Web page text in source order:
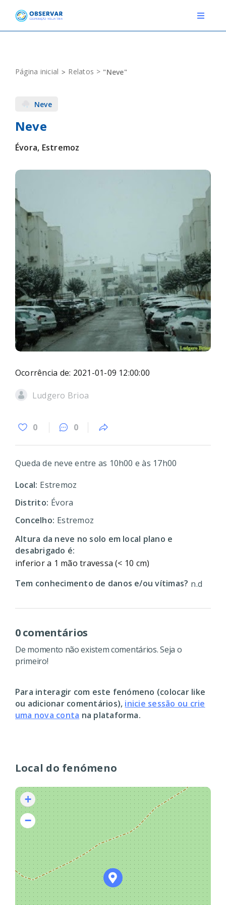
content
Toggle
EVENTOS
DEFINIÇÕES
F.A.Q.
Página inicial Relatos "Neve"
Local do fenómeno
+
−
Neve
Neve
Évora, Estremoz
Ocorrência de: 2021-01-09 12:00:00
Ludgero Brioa
0 0
Queda de neve entre as 10h00 e às 17h00
Local: Estremoz
Distrito: Évora
Concelho: Estremoz
Altura da neve no solo em local plano e
desabrigado é:
inferior a 1 mão travessa (< 10 cm)
Tem conhecimento de danos e/ou vítimas? n.d
0 comentários
De momento não existem comentários. Seja o
primeiro!
Para interagir com este fenómeno (colocar like
ou adicionar comentários), inicie sessão ou crie
uma nova conta na plataforma.